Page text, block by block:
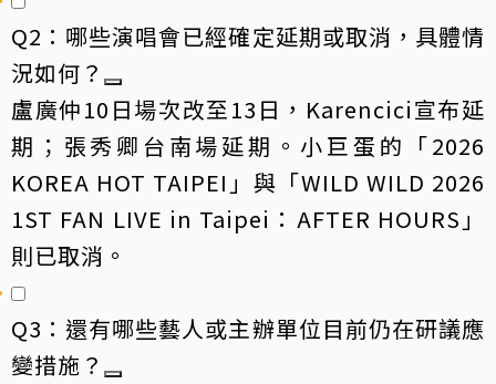
Q2：哪些演唱會已經確定延期或取消，具體情
況如何？
盧廣仲10日場次改至13日，Karencici宣布延
期；張秀卿台南場延期。小巨蛋的「2026
KOREA HOT TAIPEI」與「WILD WILD 2026
1ST FAN LIVE in Taipei：AFTER HOURS」
則已取消。
Q3：還有哪些藝人或主辦單位目前仍在研議應
變措施？